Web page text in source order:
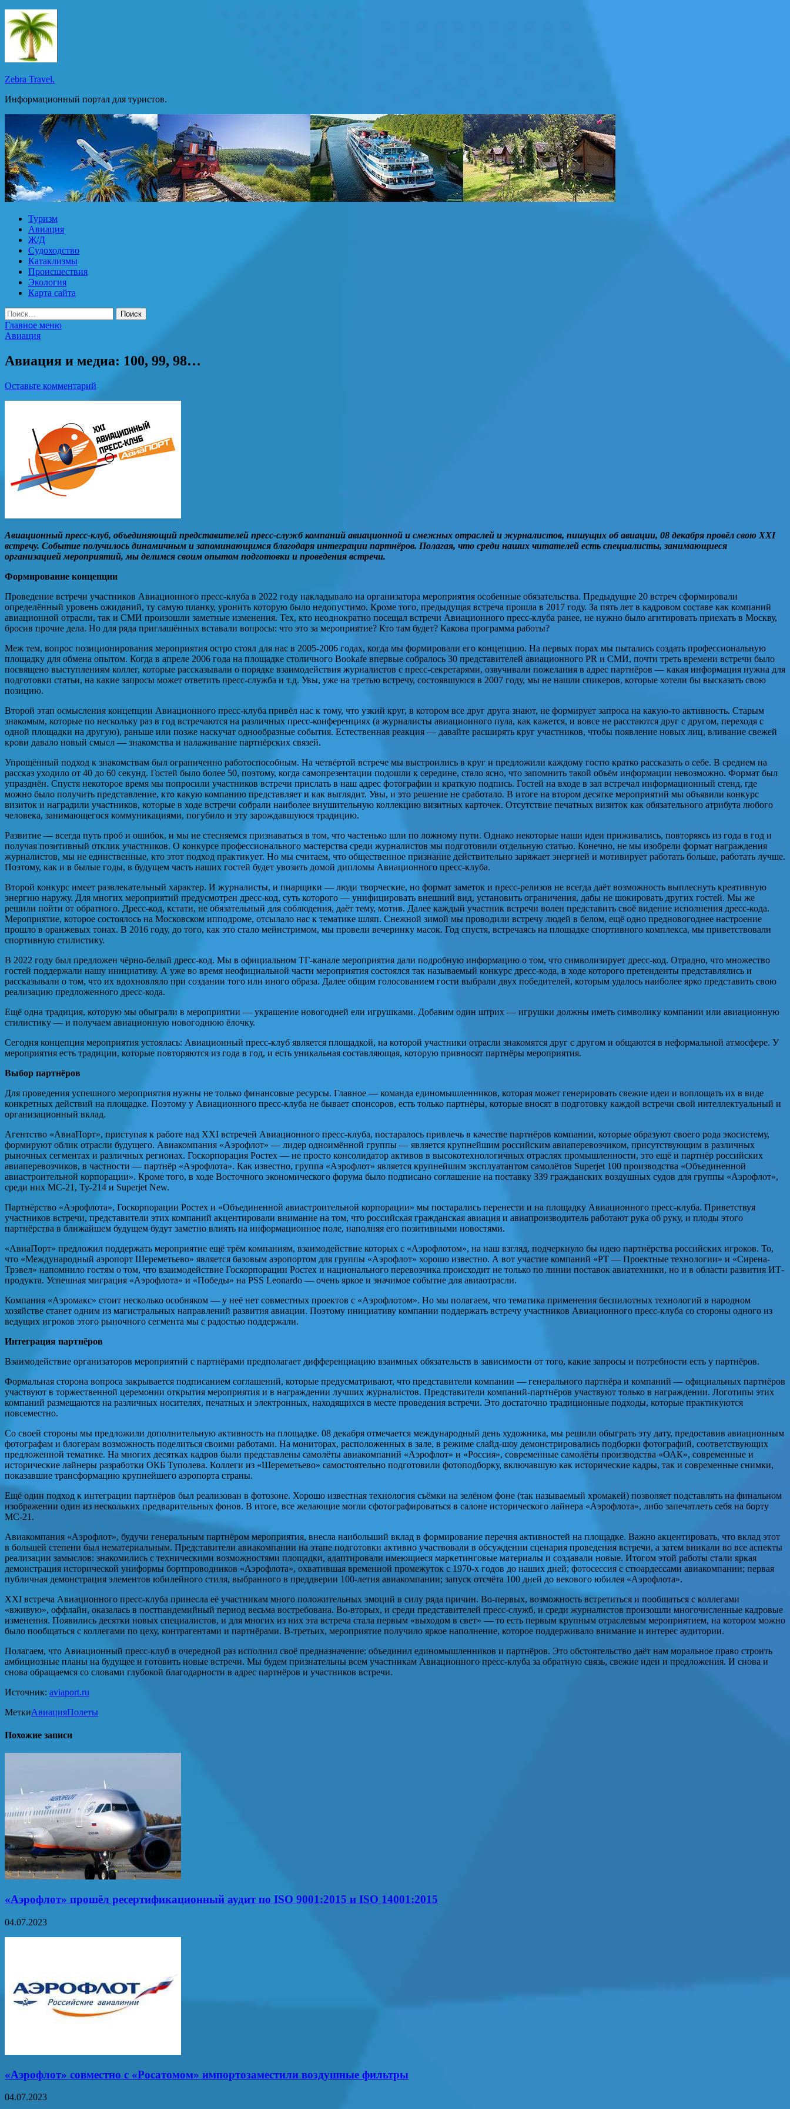
Перейти
к
содержимому
Zebra Travel.
Информационный портал для туристов.
Туризм
Авиация
Ж/Д
Судоходство
Катаклизмы
Происшествия
Экология
Карта сайта
Найти:
Главное меню
Авиация
Авиация и медиа: 100, 99, 98…
Оставьте комментарий
Авиационный пресс-клуб, объединяющий представителей пресс-служб компаний авиационной и смежных отраслей и журналистов, пишущих об авиации, 08 декабря провёл свою XXI
встречу. Событие получилось динамичным и запоминающимся благодаря интеграции партнёров. Полагая, что среди наших читателей есть специалисты, занимающиеся
организацией мероприятий, мы делимся своим опытом подготовки и проведения встречи.
Формирование концепции
Проведение встречи участников Авиационного пресс-клуба в 2022 году накладывало на организатора мероприятия особенные обязательства. Предыдущие 20 встреч сформировали
определённый уровень ожиданий, ту самую планку, уронить которую было недопустимо. Кроме того, предыдущая встреча прошла в 2017 году. За пять лет в кадровом составе как компаний
авиационной отрасли, так и СМИ произошли заметные изменения. Тех, кто неоднократно посещал встречи Авиационного пресс-клуба ранее, не нужно было агитировать приехать в Москву,
бросив прочие дела. Но для ряда приглашённых вставали вопросы: что это за мероприятие? Кто там будет? Какова программа работы?
Меж тем, вопрос позиционирования мероприятия остро стоял для нас в 2005-2006 годах, когда мы формировали его концепцию. На первых порах мы пытались создать профессиональную
площадку для обмена опытом. Когда в апреле 2006 года на площадке столичного Bookafe впервые собралось 30 представителей авиационного PR и СМИ, почти треть времени встречи было
посвящено выступлениям коллег, которые рассказывали о порядке взаимодействия журналистов с пресс-секретарями, озвучивали пожелания в адрес партнёров — какая информация нужна для
подготовки статьи, на какие запросы может ответить пресс-служба и т.д. Увы, уже на третью встречу, состоявшуюся в 2007 году, мы не нашли спикеров, которые хотели бы высказать свою
позицию.
Второй этап осмысления концепции Авиационного пресс-клуба привёл нас к тому, что узкий круг, в котором все друг друга знают, не формирует запроса на какую-то активность. Старым
знакомым, которые по нескольку раз в год встречаются на различных пресс-конференциях (а журналисты авиационного пула, как кажется, и вовсе не расстаются друг с другом, переходя с
одной площадки на другую), раньше или позже наскучат однообразные события. Естественная реакция — давайте расширять круг участников, чтобы появление новых лиц, вливание свежей
крови давало новый смысл — знакомства и налаживание партнёрских связей.
Упрощённый подход к знакомствам был ограниченно работоспособным. На четвёртой встрече мы выстроились в круг и предложили каждому гостю кратко рассказать о себе. В среднем на
рассказ уходило от 40 до 60 секунд. Гостей было более 50, поэтому, когда самопрезентации подошли к середине, стало ясно, что запомнить такой объём информации невозможно. Формат был
упразднён. Спустя некоторое время мы попросили участников встречи прислать в наш адрес фотографии и краткую подпись. Гостей на входе в зал встречал информационный стенд, где
можно было получить представление, кто какую компанию представляет и как выглядит. Увы, и это решение не сработало. В итоге на втором десятке мероприятий мы объявили конкурс
визиток и наградили участников, которые в ходе встречи собрали наиболее внушительную коллекцию визитных карточек. Отсутствие печатных визиток как обязательного атрибута любого
человека, занимающегося коммуникациями, погубило и эту зарождавшуюся традицию.
Развитие — всегда путь проб и ошибок, и мы не стесняемся признаваться в том, что частенько шли по ложному пути. Однако некоторые наши идеи приживались, повторяясь из года в год и
получая позитивный отклик участников. О конкурсе профессионального мастерства среди журналистов мы подготовили отдельную статью. Конечно, не мы изобрели формат награждения
журналистов, мы не единственные, кто этот подход практикует. Но мы считаем, что общественное признание действительно заряжает энергией и мотивирует работать больше, работать лучше.
Поэтому, как и в былые годы, в будущем часть наших гостей будет увозить домой дипломы Авиационного пресс-клуба.
Второй конкурс имеет развлекательный характер. И журналисты, и пиарщики — люди творческие, но формат заметок и пресс-релизов не всегда даёт возможность выплеснуть креативную
энергию наружу. Для многих мероприятий предусмотрен дресс-код, суть которого — унифицировать внешний вид, установить ограничения, дабы не шокировать других гостей. Мы же
решили пойти от обратного. Дресс-код, кстати, не обязательный для соблюдения, даёт тему, мотив. Далее каждый участник встречи волен представить своё видение исполнения дресс-кода.
Мероприятие, которое состоялось на Московском ипподроме, отсылало нас к тематике шляп. Снежной зимой мы проводили встречу людей в белом, ещё одно предновогоднее настроение
прошло в оранжевых тонах. В 2016 году, до того, как это стало мейнстримом, мы провели вечеринку масок. Год спустя, встречаясь на площадке спортивного комплекса, мы приветствовали
спортивную стилистику.
В 2022 году был предложен чёрно-белый дресс-код. Мы в официальном ТГ-канале мероприятия дали подробную информацию о том, что символизирует дресс-код. Отрадно, что множество
гостей поддержали нашу инициативу. А уже во время неофициальной части мероприятия состоялся так называемый конкурс дресс-кода, в ходе которого претенденты представлялись и
рассказывали о том, что их вдохновляло при создании того или иного образа. Далее общим голосованием гости выбрали двух победителей, которым удалось наиболее ярко представить свою
реализацию предложенного дресс-кода.
Ещё одна традиция, которую мы обыграли в мероприятии — украшение новогодней ели игрушками. Добавим один штрих — игрушки должны иметь символику компании или авиационную
стилистику — и получаем авиационную новогоднюю ёлочку.
Сегодня концепция мероприятия устоялась: Авиационный пресс-клуб является площадкой, на которой участники отрасли знакомятся друг с другом и общаются в неформальной атмосфере. У
мероприятия есть традиции, которые повторяются из года в год, и есть уникальная составляющая, которую привносят партнёры мероприятия.
Выбор партнёров
Для проведения успешного мероприятия нужны не только финансовые ресурсы. Главное — команда единомышленников, которая может генерировать свежие идеи и воплощать их в виде
конкретных действий на площадке. Поэтому у Авиационного пресс-клуба не бывает спонсоров, есть только партнёры, которые вносят в подготовку каждой встречи свой интеллектуальный и
организационный вклад.
Агентство «АвиаПорт», приступая к работе над XXI встречей Авиационного пресс-клуба, постаралось привлечь в качестве партнёров компании, которые образуют своего рода экосистему,
формируют облик отрасли будущего. Авиакомпания «Аэрофлот» — лидер одноимённой группы — является крупнейшим российским авиаперевозчиком, присутствующим в различных
рыночных сегментах и различных регионах. Госкорпорация Ростех — не просто консолидатор активов в высокотехнологичных отраслях промышленности, это ещё и партнёр российских
авиаперевозчиков, в частности — партнёр «Аэрофлота». Как известно, группа «Аэрофлот» является крупнейшим эксплуатантом самолётов Superjet 100 производства «Объединенной
авиастроительной корпорации». Кроме того, в ходе Восточного экономического форума было подписано соглашение на поставку 339 гражданских воздушных судов для группы «Аэрофлот»,
среди них МС-21, Ту-214 и Superjet New.
Партнёрство «Аэрофлота», Госкорпорации Ростех и «Объединенной авиастроительной корпорации» мы постарались перенести и на площадку Авиационного пресс-клуба. Приветствуя
участников встречи, представители этих компаний акцентировали внимание на том, что российская гражданская авиация и авиапроизводитель работают рука об руку, и плоды этого
партнёрства в ближайшем будущем будут заметно влиять на информационное поле, наполняя его позитивными новостями.
«АвиаПорт» предложил поддержать мероприятие ещё трём компаниям, взаимодействие которых с «Аэрофлотом», на наш взгляд, подчеркнуло бы идею партнёрства российских игроков. То,
что «Международный аэропорт Шереметьево» является базовым аэропортом для группы «Аэрофлот» хорошо известно. А вот участие компаний «РТ — Проектные технологии» и «Сирена-
Трэвел» напомнило гостям о том, что взаимодействие Госкорпорации Ростех и национального перевозчика происходит не только по линии поставок авиатехники, но и в области развития ИТ-
продукта. Успешная миграция «Аэрофлота» и «Победы» на PSS Leonardo — очень яркое и значимое событие для авиаотрасли.
Компания «Аэромакс» стоит несколько особняком — у неё нет совместных проектов с «Аэрофлотом». Но мы полагаем, что тематика применения беспилотных технологий в народном
хозяйстве станет одним из магистральных направлений развития авиации. Поэтому инициативу компании поддержать встречу участников Авиационного пресс-клуба со стороны одного из
ведущих игроков этого рыночного сегмента мы с радостью поддержали.
Интеграция партнёров
Взаимодействие организаторов мероприятий с партнёрами предполагает дифференциацию взаимных обязательств в зависимости от того, какие запросы и потребности есть у партнёров.
Формальная сторона вопроса закрывается подписанием соглашений, которые предусматривают, что представители компании — генерального партнёра и компаний — официальных партнёров
участвуют в торжественной церемонии открытия мероприятия и в награждении лучших журналистов. Представители компаний-партнёров участвуют только в награждении. Логотипы этих
компаний размещаются на различных носителях, печатных и электронных, находящихся в месте проведения встречи. Это достаточно традиционные подходы, которые практикуются
повсеместно.
Со своей стороны мы предложили дополнительную активность на площадке. 08 декабря отмечается международный день художника, мы решили обыграть эту дату, предоставив авиационным
фотографам и блогерам возможность поделиться своими работами. На мониторах, расположенных в зале, в режиме слайд-шоу демонстрировались подборки фотографий, соответствующих
предложенной тематике. На многих десятках кадров были представлены самолёты авиакомпаний «Аэрофлот» и «Россия», современные самолёты производства «ОАК», современные и
исторические лайнеры разработки ОКБ Туполева. Коллеги из «Шереметьево» самостоятельно подготовили фотоподборку, включавшую как исторические кадры, так и современные снимки,
показавшие трансформацию крупнейшего аэропорта страны.
Ещё один подход к интеграции партнёров был реализован в фотозоне. Хорошо известная технология съёмки на зелёном фоне (так называемый хромакей) позволяет подставлять на финальном
изображении один из нескольких предварительных фонов. В итоге, все желающие могли сфотографироваться в салоне исторического лайнера «Аэрофлота», либо запечатлеть себя на борту
МС-21.
Авиакомпания «Аэрофлот», будучи генеральным партнёром мероприятия, внесла наибольший вклад в формирование перечня активностей на площадке. Важно акцентировать, что вклад этот
в большей степени был нематериальным. Представители авиакомпании на этапе подготовки активно участвовали в обсуждении сценария проведения встречи, а затем вникали во все аспекты
реализации замыслов: знакомились с техническими возможностями площадки, адаптировали имеющиеся маркетинговые материалы и создавали новые. Итогом этой работы стали яркая
демонстрация исторической униформы бортпроводников «Аэрофлота», охватившая временной промежуток с 1970-х годов до наших дней; фотосессия с стюардессами авиакомпании; первая
публичная демонстрация элементов юбилейного стиля, выбранного в преддверии 100-летия авиакомпании; запуск отсчёта 100 дней до векового юбилея «Аэрофлота».
XXI встреча Авиационного пресс-клуба принесла её участникам много положительных эмоций в силу ряда причин. Во-первых, возможность встретиться и пообщаться с коллегами
«вживую», оффлайн, оказалась в постпандемийный период весьма востребована. Во-вторых, и среди представителей пресс-служб, и среди журналистов произошли многочисленные кадровые
изменения. Появились десятки новых специалистов, и для многих из них эта встреча стала первым «выходом в свет» — то есть первым крупным отраслевым мероприятием, на котором можно
было пообщаться с коллегами по цеху, контрагентами и партнёрами. В-третьих, мероприятие получило яркое наполнение, которое поддерживало внимание и интерес аудитории.
Полагаем, что Авиационный пресс-клуб в очередной раз исполнил своё предназначение: объединил единомышленников и партнёров. Это обстоятельство даёт нам моральное право строить
амбициозные планы на будущее и готовить новые встречи. Мы будем признательны всем участникам Авиационного пресс-клуба за обратную связь, свежие идеи и предложения. И снова и
снова обращаемся со словами глубокой благодарности в адрес партнёров и участников встречи.
Источник: aviaport.ru
МеткиАвиацияПолеты
Похожие записи
«Аэрофлот» прошёл ресертификационный аудит по ISO 9001:2015 и ISO 14001:2015
04.07.2023
«Аэрофлот» совместно с «Росатомом» импортозаместили воздушные фильтры
04.07.2023